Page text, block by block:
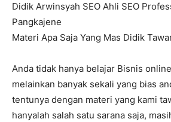
Didik Arwinsyah SEO Ahli SEO
Pangkajene
Materi Apa Saja Yang Mas Didik
Anda tidak hanya belajar Bisnis
melainkan banyak sekali yang bias
tentunya dengan materi yang kami
hanyalah salah satu sarana saja,